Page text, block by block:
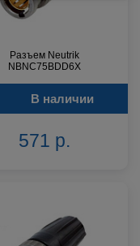
Разъем Neutrik
NBNC75BDD6X
В наличии
571 р.